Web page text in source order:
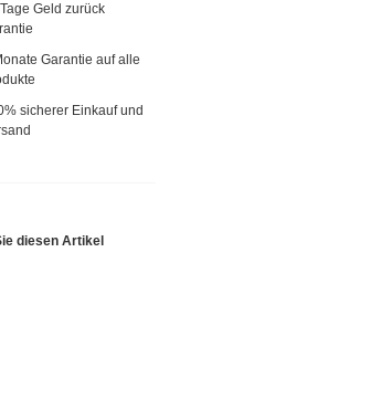
Geld zurück
Garantie auf alle
sicherer Einkauf und
diesen Artikel